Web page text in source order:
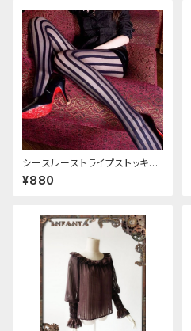
シースルーストライプストッキン
グ
¥880